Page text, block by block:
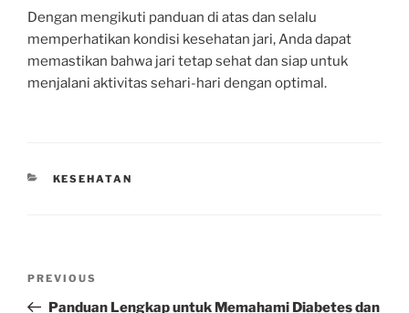
Dengan mengikuti panduan di atas dan selalu
memperhatikan kondisi kesehatan jari, Anda dapat
memastikan bahwa jari tetap sehat dan siap untuk
menjalani aktivitas sehari-hari dengan optimal.
CATEGORIES
KESEHATAN
Previous
Post
PREVIOUS
Panduan Lengkap untuk Memahami Diabetes dan